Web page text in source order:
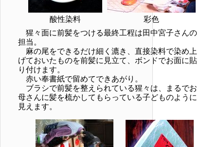
酸性染料
彩色
猩々面に前髪をつける最終工程は田中宮子さんの
担当。
麻の尾をできるだけ細く漉き、直接染料で染め上
げておいたものを前髪に見立て、ボンドでお面に貼
り付けます。
赤い奉書紙で留めてできあがり。
ブラシで前髪を整えられている猩々は、まるでお
母さんに髪を梳かしてもらっている子どものように
見えます。